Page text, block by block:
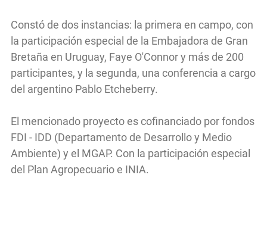
Constó de dos instancias: la primera en campo, con
la participación especial de la Embajadora de Gran
Bretaña en Uruguay, Faye O'Connor y más de 200
participantes, y la segunda, una conferencia a cargo
del argentino Pablo Etcheberry.
El mencionado proyecto es cofinanciado por fondos
FDI - IDD (Departamento de Desarrollo y Medio
Ambiente) y el MGAP. Con la participación especial
del Plan Agropecuario e INIA.